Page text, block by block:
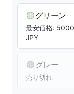
グリーン
最安価格:
JPY
グレー
売り切れ